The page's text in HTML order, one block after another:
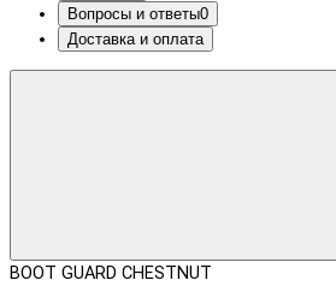
Вопросы и ответы0
Доставка и оплата
BOOT GUARD CHESTNUT